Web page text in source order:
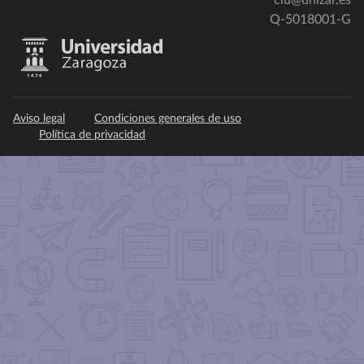
Q-5018001-G
Aviso legal
Condiciones generales de uso
Política de privacidad